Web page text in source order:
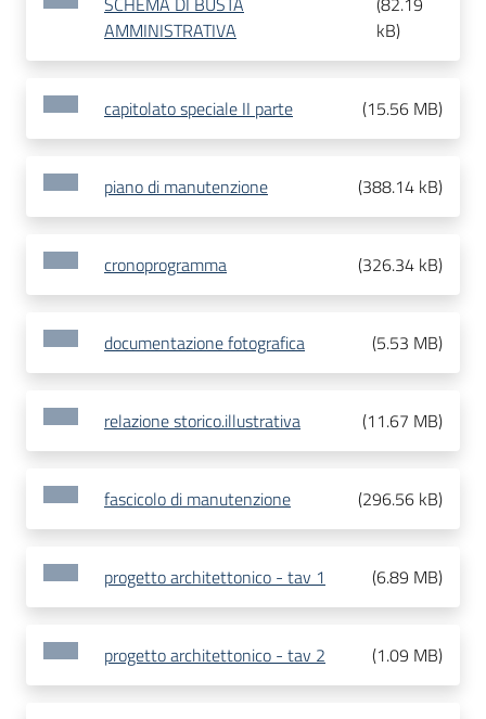
AMMINISTRATIVA
kB)
capitolato speciale II parte (15.56 MB)
piano di manutenzione (388.14 kB)
cronoprogramma (326.34 kB)
documentazione fotografica (5.53 MB)
relazione storico.illustrativa (11.67 MB)
fascicolo di manutenzione (296.56 kB)
progetto architettonico - tav 1 (6.89 MB)
progetto architettonico - tav 2 (1.09 MB)